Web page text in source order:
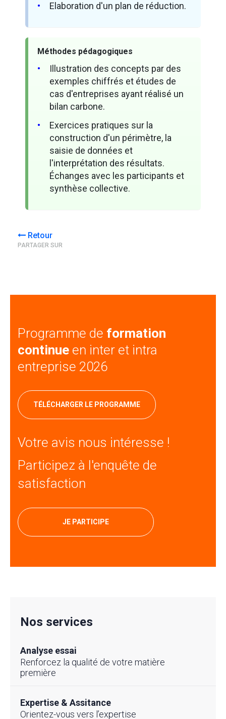
Elaboration d'un plan de réduction.
Méthodes pédagogiques
Illustration des concepts par des
exemples chiffrés et études de
cas d'entreprises ayant réalisé un
bilan carbone.
Exercices pratiques sur la
construction d'un périmètre, la
saisie de données et
l'interprétation des résultats.
Échanges avec les participants et
synthèse collective.
Retour
PARTAGER SUR
Programme de formation
continue en inter et intra
entreprise 2026
TÉLÉCHARGER LE PROGRAMME
Votre avis nous intéresse !
Participez à l'enquête de
satisfaction
JE PARTICIPE
Nos services
Analyse essai
Renforcez la qualité de votre matière
première
Expertise & Assitance
Orientez-vous vers l’expertise